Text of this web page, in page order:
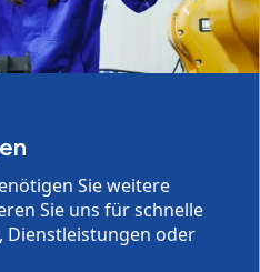
Sie weitere
Sie uns für schnelle
oder